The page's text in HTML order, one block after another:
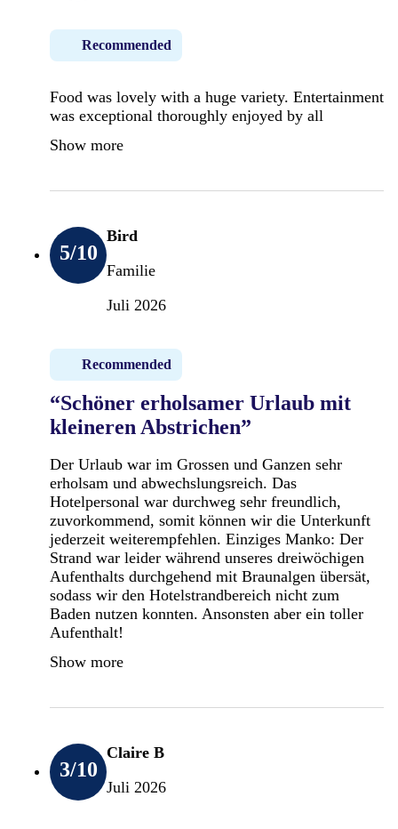
Recommended
Food was lovely with a huge variety. Entertainment
was exceptional thoroughly enjoyed by all
Show more
5/10
Bird
Familie
Juli 2026
Recommended
“Schöner erholsamer Urlaub mit
kleineren Abstrichen”
Der Urlaub war im Grossen und Ganzen sehr
erholsam und abwechslungsreich. Das
Hotelpersonal war durchweg sehr freundlich,
zuvorkommend, somit können wir die Unterkunft
jederzeit weiterempfehlen. Einziges Manko: Der
Strand war leider während unseres dreiwöchigen
Aufenthalts durchgehend mit Braunalgen übersät,
sodass wir den Hotelstrandbereich nicht zum
Baden nutzen konnten. Ansonsten aber ein toller
Aufenthalt!
Show more
3/10
Claire B
Juli 2026